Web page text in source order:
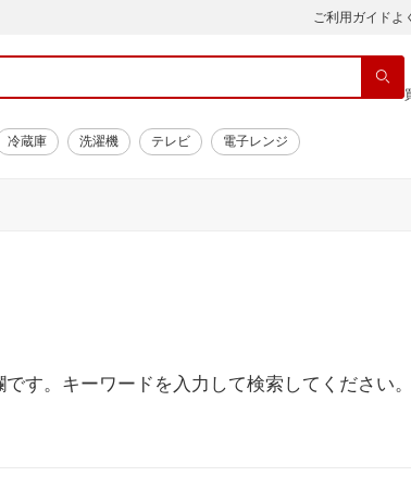
ご利用ガイドよ
冷蔵庫 洗濯機 テレビ 電子レンジ
す。キーワードを入力して検索してください。